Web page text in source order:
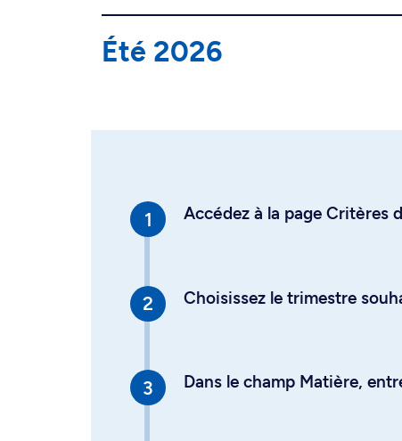
Été 2026
Accédez à la page Critères
Choisissez le trimestre
Dans le champ Matière,